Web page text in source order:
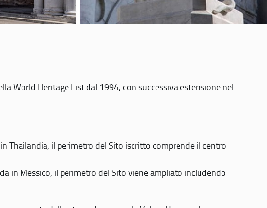
World Heritage List dal 1994, con successiva estensione nel
Thailandia, il perimetro del Sito iscritto comprende il centro
in Messico, il perimetro del Sito viene ampliato includendo